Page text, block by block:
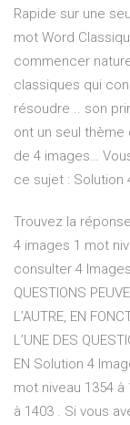
Rapide sur une
mot Word
commencer
classiques qui
résoudre .. son
ont un seul thème
de 4 images…
ce sujet : Solution
Trouvez la
4 images 1 mot
consulter 4
QUESTIONS
L’AUTRE, EN
L’UNE DES
EN Solution 4
mot niveau 1354
à 1403 . Si vous